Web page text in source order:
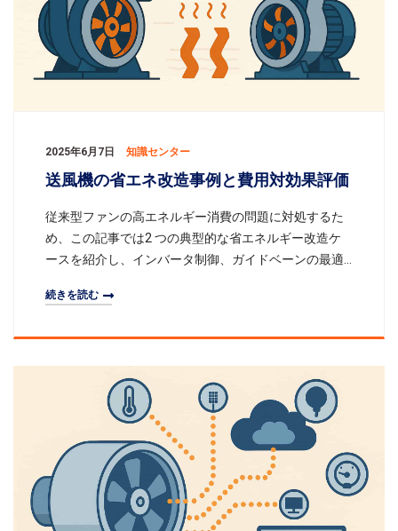
2025年6月7日 知識センター
送風機の省エネ改造事例と費用対効果評価
従来型ファンの高エネルギー消費の問題に対処するた
め、この記事では2 つの典型的な省エネルギー改造ケ
ースを紹介し、インバータ制御、ガイドベーンの最適
し、投資コストと省エネルギー効果の推定を組み合わ
す。一、はじめに鉱山、工業、大規模施設などの大風
量換気システムでは
続きを読む